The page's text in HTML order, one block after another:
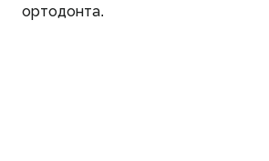
ортодонта.